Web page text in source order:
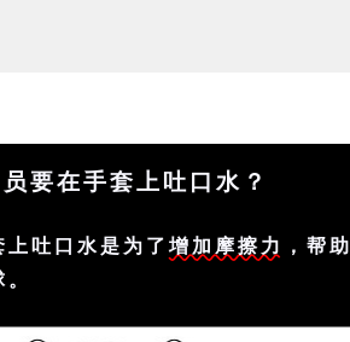
要在手套上吐口水？
上吐口水是为了增加摩擦力 ，帮助